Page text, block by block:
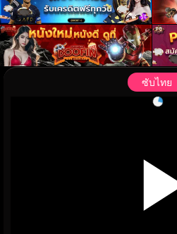
ซับไทย